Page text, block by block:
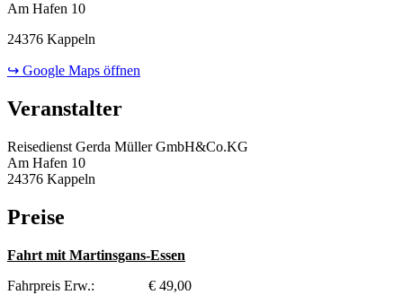
Am Hafen 10
24376 Kappeln
↪ Google Maps öffnen
Veranstalter
Reisedienst Gerda Müller GmbH&Co.KG
Am Hafen 10
24376 Kappeln
Preise
Fahrt mit Martinsgans-Essen
Fahrpreis Erw.: € 49,00